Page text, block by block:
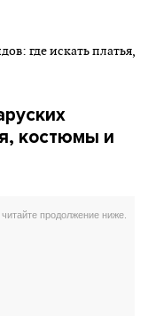
костюмы и